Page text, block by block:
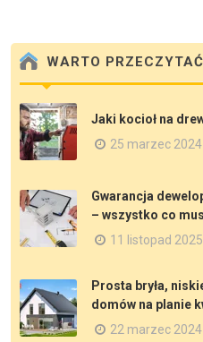
WARTO PRZECZYTAĆ
Jaki kocioł na
25 marzec 2024
Gwarancja
– wszystko co
11 listopad 2025
Prosta bryła,
domów na planie
22 marzec 2024